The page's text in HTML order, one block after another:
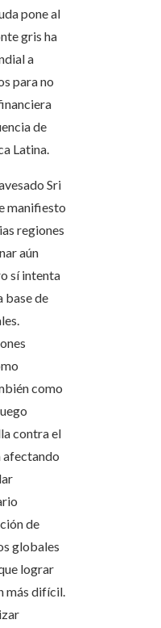
pone al
gris ha
a
para no
de
Latina.
Sri
manifiesto
regiones
aún
sí intenta
base de
como
contra el
afectando
de
globales
lograr
más difícil.